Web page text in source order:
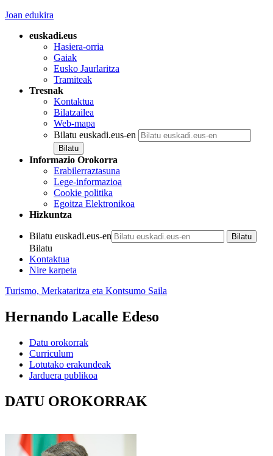
Joan edukira
euskadi.eus
Hasiera-orria
Gaiak
Eusko Jaurlaritza
Tramiteak
Tresnak
Kontaktua
Bilatzailea
Web-mapa
Bilatu euskadi.eus-en
Informazio Orokorra
Erabilerraztasuna
Lege-informazioa
Cookie politika
Egoitza Elektronikoa
Hizkuntza
Bilatu euskadi.eus-en
Bilatu
Kontaktua
Nire karpeta
Turismo, Merkataritza eta Kontsumo Saila
Hernando Lacalle Edeso
Datu orokorrak
Curriculum
Lotutako erakundeak
Jarduera publikoa
DATU OROKORRAK